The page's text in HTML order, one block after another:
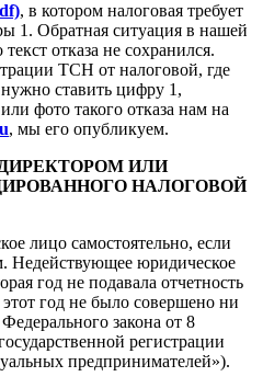
, в котором налоговая требует
1. Обратная ситуация в нашей
отказа не сохранился.
ТСН от налоговой, где
ставить цифру 1,
фото такого отказа нам на
, мы его опубликуем.
ИЛИ
НАЛОГОВОЙ
лицо самостоятельно, если
Недействующее юридическое
год не подавала отчетность
год не было совершено ни
закона от 8
регистрации
предпринимателей»).